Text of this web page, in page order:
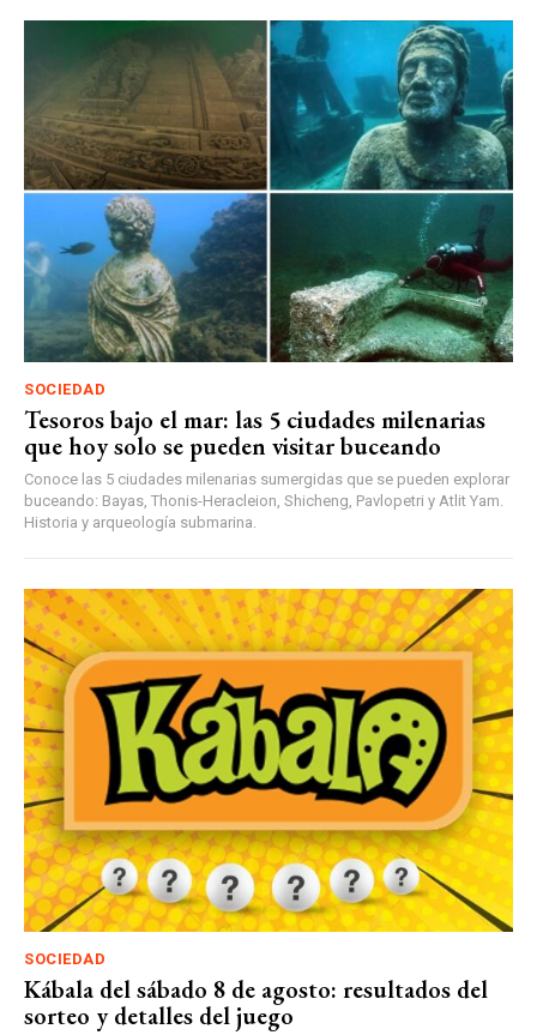
SOCIEDAD
Tesoros bajo el mar: las 5 ciudades milenarias
que hoy solo se pueden visitar buceando
Conoce las 5 ciudades milenarias sumergidas que se pueden explorar
buceando: Bayas, Thonis-Heracleion, Shicheng, Pavlopetri y Atlit Yam.
Historia y arqueología submarina.
SOCIEDAD
Kábala del sábado 8 de agosto: resultados del
sorteo y detalles del juego